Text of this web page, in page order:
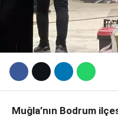
Muğla’nın Bodrum